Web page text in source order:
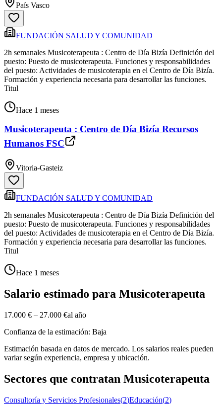
País Vasco
FUNDACIÓN SALUD Y COMUNIDAD
2h semanales Musicoterapeuta : Centro de Día Bizía Definición del
puesto: Puesto de musicoterapeuta. Funciones y responsabilidades
del puesto: Actividades de musicoterapia en el Centro de Día Bizía.
Formación y experiencia necesaria para desarrollar las funciones.
Titul
Hace 1 meses
Musicoterapeuta : Centro de Día Bizía Recursos
Humanos FSC
Vitoria-Gasteiz
FUNDACIÓN SALUD Y COMUNIDAD
2h semanales Musicoterapeuta : Centro de Día Bizía Definición del
puesto: Puesto de musicoterapeuta. Funciones y responsabilidades
del puesto: Actividades de musicoterapia en el Centro de Día Bizía.
Formación y experiencia necesaria para desarrollar las funciones.
Titul
Hace 1 meses
Salario estimado para Musicoterapeuta
17.000 € – 27.000 €al año
Confianza de la estimación: Baja
Estimación basada en datos de mercado. Los salarios reales pueden
variar según experiencia, empresa y ubicación.
Sectores que contratan Musicoterapeuta
Consultoría y Servicios Profesionales(2)Educación(2)